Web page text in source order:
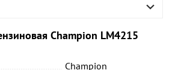
Champion LM4215
Champion